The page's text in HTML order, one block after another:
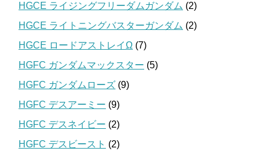
HGCE ライジングフリーダムガンダム (2)
HGCE ライトニングバスターガンダム (2)
HGCE ロードアストレイΩ (7)
HGFC ガンダムマックスター (5)
HGFC ガンダムローズ (9)
HGFC デスアーミー (9)
HGFC デスネイビー (2)
HGFC デスビースト (2)